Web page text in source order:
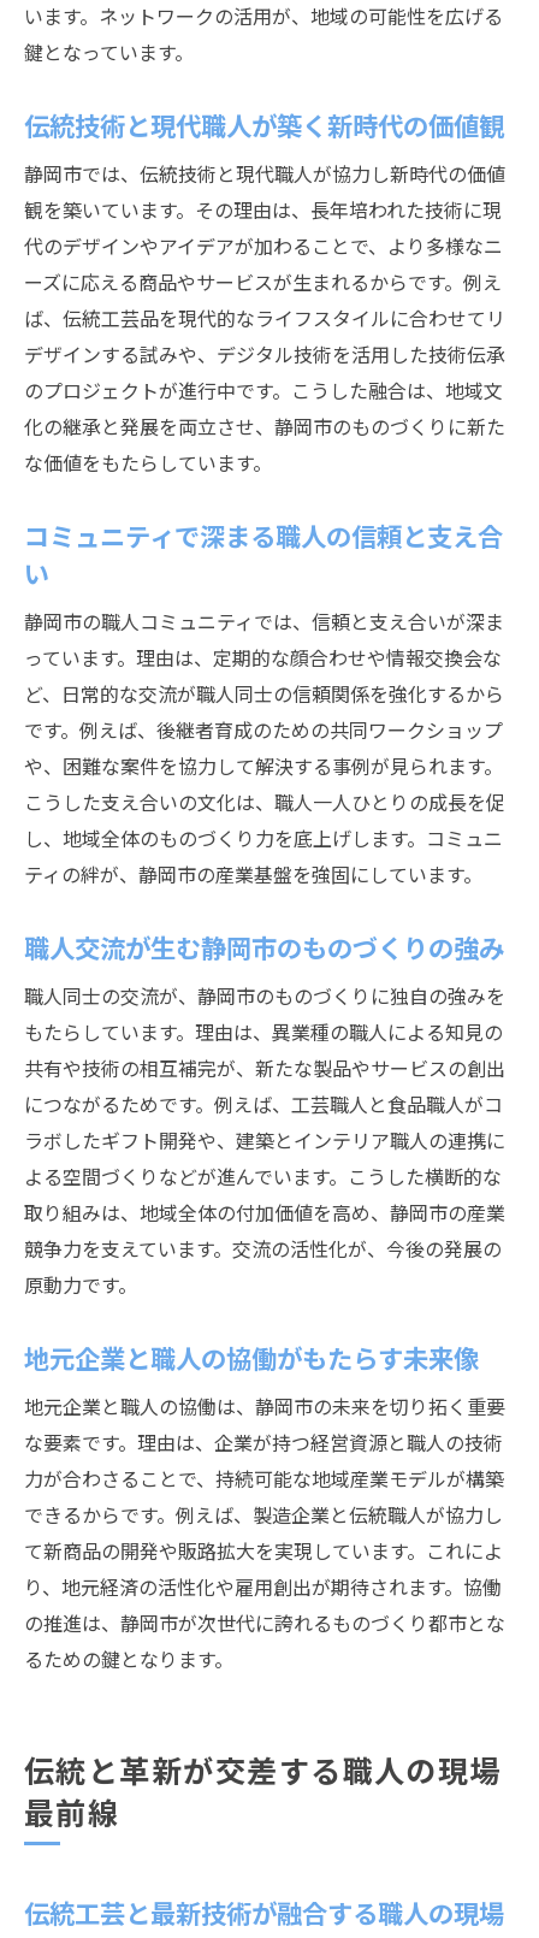
職人の連携が生み出す地域産業の持続可能
ネットワーク構築がもたらす産業の活性化
事例
職人同士の助け合いが産業界に与える影響
静岡市産業を支える職人の協力体制の重要
性
多様な分野の職人連携が生む新たな価値提
案
地域課題解決に挑む職人たちの取り組み
静岡市の職人文化が今注目される背景
現代社会で再評価される職人文化の意義
伝統と地域性が支える静岡市の職人精神
職人文化が次世代に与える影響と役割
持続可能な地域社会を築く職人の存在感
静岡市の歴史に根ざした職人文化の魅力
協力体制で進化する現代の職人ネットワーク
職人同士の協力体制が進化を促す仕組み
現代職人ネットワークが拡大する背景とは
情報共有が加速させる職人技術の発展
地域外職人との連携が生む新たな可能性
職人コミュニティが生み出す学びの場
職人の交流が生む地域活性化の可能性を探る
交流イベントが職人と地域を繋ぐ架け橋に
職人が主導するまちづくり活動の実態
観光と連携した職人交流の魅力と発展性
地域活性化を導く職人の新たな役割とは
住民と職人の対話が生むコミュニティ変革
交流から始まる地域経済の持続的成長
未来へ受け継ぐ静岡市の職人精神と地域発展
地元若者が担う新たな職人の挑戦とは
持続可能な地域発展と職人の役割の変化
教育と連携した職人技術の普及活動
地域資源と職人の融合で描く未来像
職人文化が導く静岡市の新たな発展軸
います。ネットワークの活用が、地域の可能性を広げる
鍵となっています。
伝統技術と現代職人が築く新時代の価値観
静岡市では、伝統技術と現代職人が協力し新時代の価値
観を築いています。その理由は、長年培われた技術に現
代のデザインやアイデアが加わることで、より多様なニ
ーズに応える商品やサービスが生まれるからです。例え
ば、伝統工芸品を現代的なライフスタイルに合わせてリ
デザインする試みや、デジタル技術を活用した技術伝承
のプロジェクトが進行中です。こうした融合は、地域文
化の継承と発展を両立させ、静岡市のものづくりに新た
な価値をもたらしています。
コミュニティで深まる職人の信頼と支え合
い
静岡市の職人コミュニティでは、信頼と支え合いが深ま
っています。理由は、定期的な顔合わせや情報交換会な
ど、日常的な交流が職人同士の信頼関係を強化するから
です。例えば、後継者育成のための共同ワークショップ
や、困難な案件を協力して解決する事例が見られます。
こうした支え合いの文化は、職人一人ひとりの成長を促
し、地域全体のものづくり力を底上げします。コミュニ
ティの絆が、静岡市の産業基盤を強固にしています。
職人交流が生む静岡市のものづくりの強み
職人同士の交流が、静岡市のものづくりに独自の強みを
もたらしています。理由は、異業種の職人による知見の
共有や技術の相互補完が、新たな製品やサービスの創出
につながるためです。例えば、工芸職人と食品職人がコ
ラボしたギフト開発や、建築とインテリア職人の連携に
よる空間づくりなどが進んでいます。こうした横断的な
取り組みは、地域全体の付加価値を高め、静岡市の産業
競争力を支えています。交流の活性化が、今後の発展の
原動力です。
地元企業と職人の協働がもたらす未来像
地元企業と職人の協働は、静岡市の未来を切り拓く重要
な要素です。理由は、企業が持つ経営資源と職人の技術
力が合わさることで、持続可能な地域産業モデルが構築
できるからです。例えば、製造企業と伝統職人が協力し
て新商品の開発や販路拡大を実現しています。これによ
り、地元経済の活性化や雇用創出が期待されます。協働
の推進は、静岡市が次世代に誇れるものづくり都市とな
るための鍵となります。
伝統と革新が交差する職人の現場
最前線
伝統工芸と最新技術が融合する職人の現場